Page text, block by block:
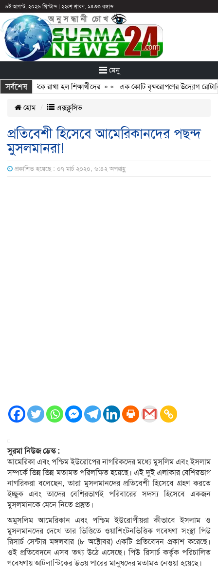
৬ই আগস্ট, ২০২৬ খ্রিস্টাব্দ| ২২শে শ্রাবণ, ১৪৩৩ বঙ্গাব্দ
মেনু
সর্বশেষ
পরও আটকে রাখা হল শিক্ষার্থীদের» « এক কোটি বৃক্ষরোপণের উদ্যোগ রোটারি
হোম এক্সক্লুসিভ
প্রতিবেশী হিসেবে আমেরিকানদের পছন্দ
মুসলমানরা!
প্রকাশিত হয়েছে : ০৭ মার্চ ২০২০, ৬:৪২ অপরাহ্ণ
সুরমা নিউজ ডেস্ক :
আমেরিকা এবং পশ্চিম ইউরোপের নাগরিকদের মধ্যে মুসলিম এবং ইসলাম
সম্পর্কে ভিন্ন ভিন্ন মতামত পরিলক্ষিত হয়েছে। এই দুই এলাকার বেশিরভাগ
নাগরিকরা বলেছেন, তারা মুসলমানদের প্রতিবেশী হিসেবে গ্রহণ করতে
ইচ্ছুক এবং তাদের বেশিরভাগই পরিবারের সদস্য হিসেবে একজন
মুসলমানকে মেনে নিতে প্রস্তুত।
অমুসলিম আমেরিকান এবং পশ্চিম ইউরোপীয়রা কীভাবে ইসলাম ও
মুসলমানদের দেখে তার ভিত্তিতে ওয়াশিংটনভিত্তিক গবেষণা সংস্থা পিউ
রিসার্চ সেন্টার মঙ্গলবার (৮ অক্টোবর) একটি প্রতিবেদন প্রকাশ করেছে।
ওই প্রতিবেদনে এসব তথ্য উঠে এসেছে। পিউ রিসার্চ কর্তৃক পরিচালিত
গবেষণায় আটলান্টিকের উভয় পারের মানুষদের মতামত নেওয়া হয়েছে।